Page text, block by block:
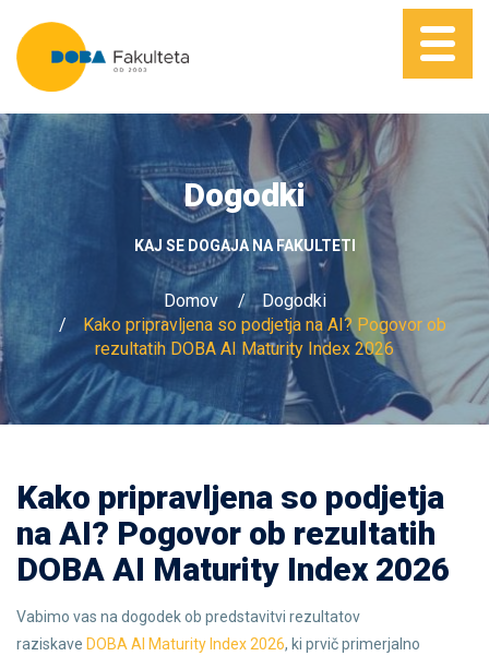
Dogodki
KAJ SE DOGAJA NA FAKULTETI
Domov
Dogodki
Kako pripravljena so podjetja na AI? Pogovor ob
rezultatih DOBA AI Maturity Index 2026
Kako pripravljena so podjetja
na AI? Pogovor ob rezultatih
DOBA AI Maturity Index 2026
Vabimo vas na dogodek ob predstavitvi rezultatov
raziskave DOBA AI Maturity Index 2026, ki prvič primerjalno